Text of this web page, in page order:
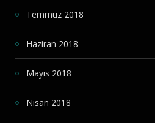
Temmuz 2018
Haziran 2018
Mayıs 2018
Nisan 2018